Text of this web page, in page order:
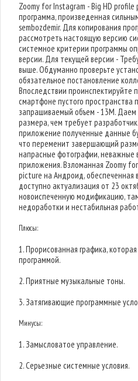
Zoomy for Instagram - Big HD
программа, произведенная
sembozdemir. Для копирования
рассмотреть настоящую версию
системное критерии программы
версии. Для текущей версии -
выше. Обдуманно проверьте
обязательное постановление
Впоследствии проинспектируйте
смартфоне пустого пространства
запрашиваемый объем - 13M. Даем
размера, чем требует
приложение полученные данные
что переменит завершающий
напрасные фотографии, неважные
приложения. Взломанная Zoomy
picture на Андроид, обеспеченная
доступно актуализация от 23
новоиспеченную модификацию,
недоработки и нестабильная
Плюсы:
1. Прорисованная графика,
программой.
2. Приятные музыкальные тоны.
3. Затягивающие программные
Минусы:
1. Замысловатое управление.
2. Серьезные системные условия.